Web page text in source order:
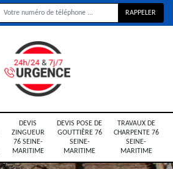
DEVIS
ZINGUEUR
76 SEINE-
MARITIME
DEVIS POSE DE
GOUTTIÈRE 76
SEINE-
MARITIME
TRAVAUX DE
CHARPENTE 76
SEINE-
MARITIME